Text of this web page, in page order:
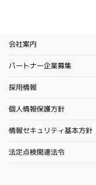
会社案内
パートナー企業募集
採用情報
個人情報保護方針
情報セキュリティ基本方針
法定点検関連法令